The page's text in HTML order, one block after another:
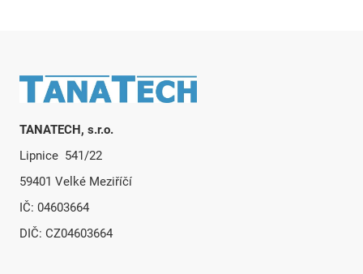
Zápatí
TANATECH, s.r.o.
Lipnice 541/22
59401 Velké Meziříčí
IČ: 04603664
DIČ: CZ04603664